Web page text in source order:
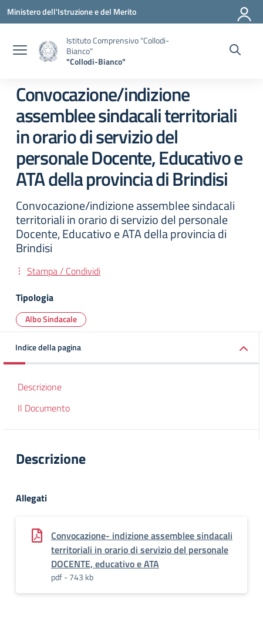
Vai ai contenuti
Vai al menu di navigazione
Vai al footer
Ministero dell'Istruzione e del Merito
Istituto Comprensivo "Collodi-
Bianco"
"Collodi-Bianco"
Convocazione/indizione
assemblee sindacali territoriali
in orario di servizio del
personale Docente, Educativo e
ATA della provincia di Brindisi
Convocazione/indizione assemblee sindacali
territoriali in orario di servizio del personale
Docente, Educativo e ATA della provincia di
Brindisi
Stampa / Condividi
Tipologia
Albo Sindacale
Indice della pagina
Descrizione
Il Documento
Descrizione
Allegati
Convocazione- indizione assemblee sindacali
territoriali in orario di servizio del personale
DOCENTE, educativo e ATA
pdf - 743 kb